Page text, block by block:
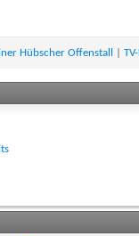
Hübscher Offenstall